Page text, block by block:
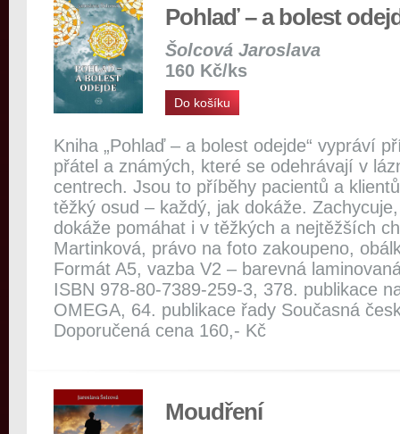
Pohlaď – a bolest
Šolcová Jaroslava
160 Kč/ks
Do košíku
Kniha „Pohlaď – a bolest odejde“ vypráví
přátel a známých, které se odehrávají v
centrech. Jsou to příběhy pacientů a
těžký osud – každý, jak dokáže.
dokáže pomáhat i v těžkých a nejtěžších
Martinková, právo na foto zakoupeno,
Formát A5, vazba V2 – barevná
ISBN 978-80-7389-259-3, 378. publikace
OMEGA, 64. publikace řady Současná
Doporučená cena 160,- Kč
Moudření